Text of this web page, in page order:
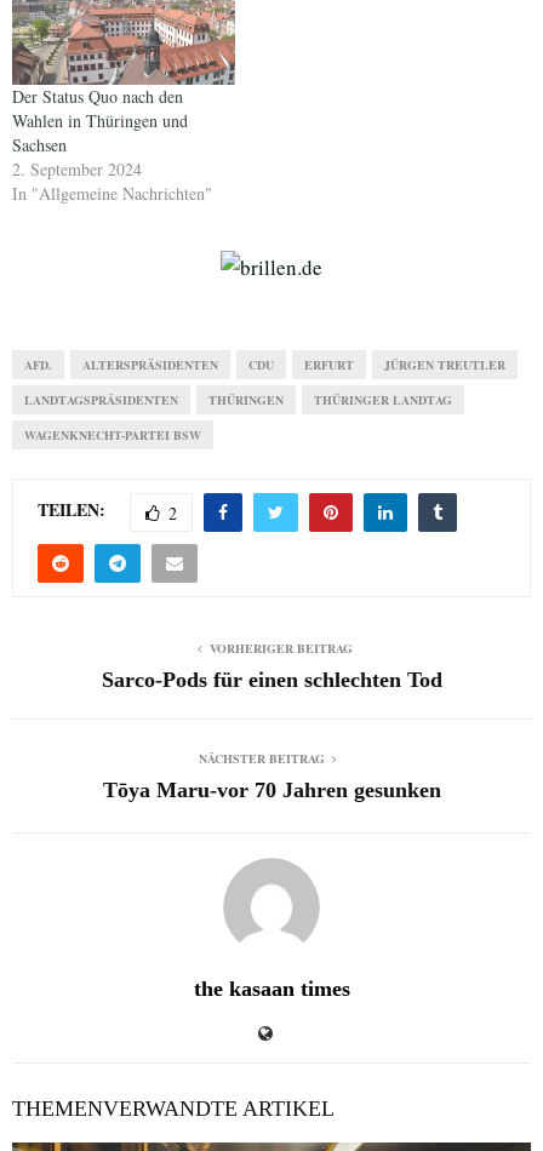
Der Status Quo nach den
Wahlen in Thüringen und
Sachsen
2. September 2024
In "Allgemeine Nachrichten"
AFD. ALTERSPRÄSIDENTEN CDU ERFURT JÜRGEN TREUTLER
LANDTAGSPRÄSIDENTEN THÜRINGEN THÜRINGER LANDTAG
WAGENKNECHT-PARTEI BSW
TEILEN: 2
VORHERIGER BEITRAG
Sarco-Pods für einen schlechten Tod
NÄCHSTER BEITRAG
Tōya Maru-vor 70 Jahren gesunken
the kasaan times
THEMENVERWANDTE ARTIKEL